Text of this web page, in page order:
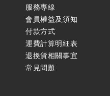
服務專線
會員權益及須知
付款方式
運費計算明細表
退換貨相關事宜
常見問題